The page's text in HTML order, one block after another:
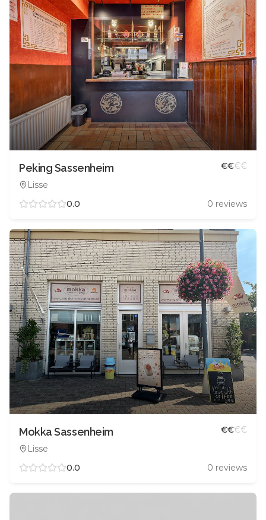
Peking Sassenheim
Lisse
€€€€
0.0 0 reviews
Mokka Sassenheim
Lisse
€€€€
0.0 0 reviews